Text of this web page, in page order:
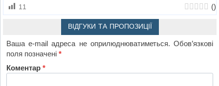
11 ()
ВІДГУКИ ТА ПРОПОЗИЦІЇ
Ваша e-mail адреса не оприлюднюватиметься. Обов’язкові
поля позначені*
Коментар*